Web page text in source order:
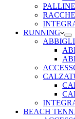
RUNNING
BEACH